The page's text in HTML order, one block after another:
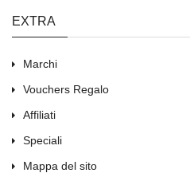
EXTRA
Marchi
Vouchers Regalo
Affiliati
Speciali
Mappa del sito